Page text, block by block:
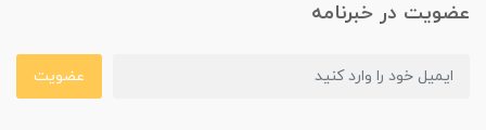
عضویت در خبرنامه
عضویت